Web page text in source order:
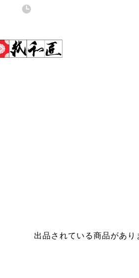
出品されている商品があり